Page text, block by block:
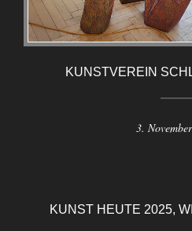
KUNSTVEREIN
3.
KUNST HEUTE 2025,